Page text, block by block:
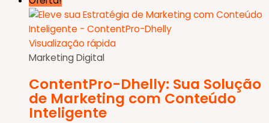
Visualização rápida
Marketing Digital
ContentPro-Dhelly: Sua Solução
de Marketing com Conteúdo
Inteligente